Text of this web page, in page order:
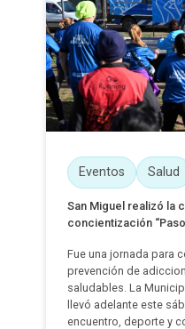
Eventos Salud
San Miguel realizó la
concientización
Fue una jornada para
prevención de
saludables. La
llevó adelante este
encuentro, deporte y